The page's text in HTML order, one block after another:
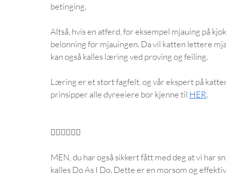
betinging.
Altså, hvis en atferd, for eksempel mjauing på
belønning for mjauingen. Da vil katten lettere
kan også kalles læring ved prøving og feiling.
Læring er et stort fagfelt, og vår ekspert på
prinsipper alle dyreeiere bør kjenne til HER.
👇🏼👇🏼👇🏼
MEN, du har også sikkert fått med deg at vi har
kalles Do As I Do. Dette er en morsom og